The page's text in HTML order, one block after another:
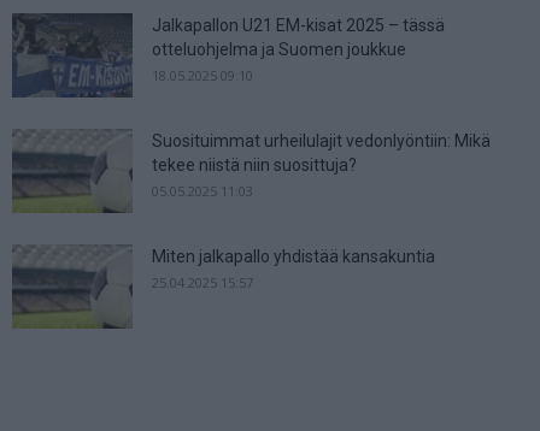
Jalkapallon U21 EM-kisat 2025 – tässä
otteluohjelma ja Suomen joukkue
18.05.2025 09:10
Suosituimmat urheilulajit vedonlyöntiin: Mikä
tekee niistä niin suosittuja?
05.05.2025 11:03
Miten jalkapallo yhdistää kansakuntia
25.04.2025 15:57